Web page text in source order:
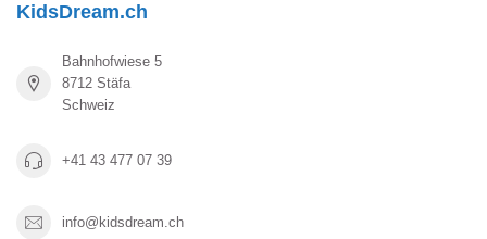
KidsDream.ch
Bahnhofwiese 5
8712 Stäfa
Schweiz
+41 43 477 07 39
info@kidsdream.ch